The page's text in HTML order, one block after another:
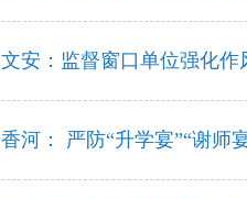
文安：监督窗口单位强化作
香河： 严防“升学宴”“谢师